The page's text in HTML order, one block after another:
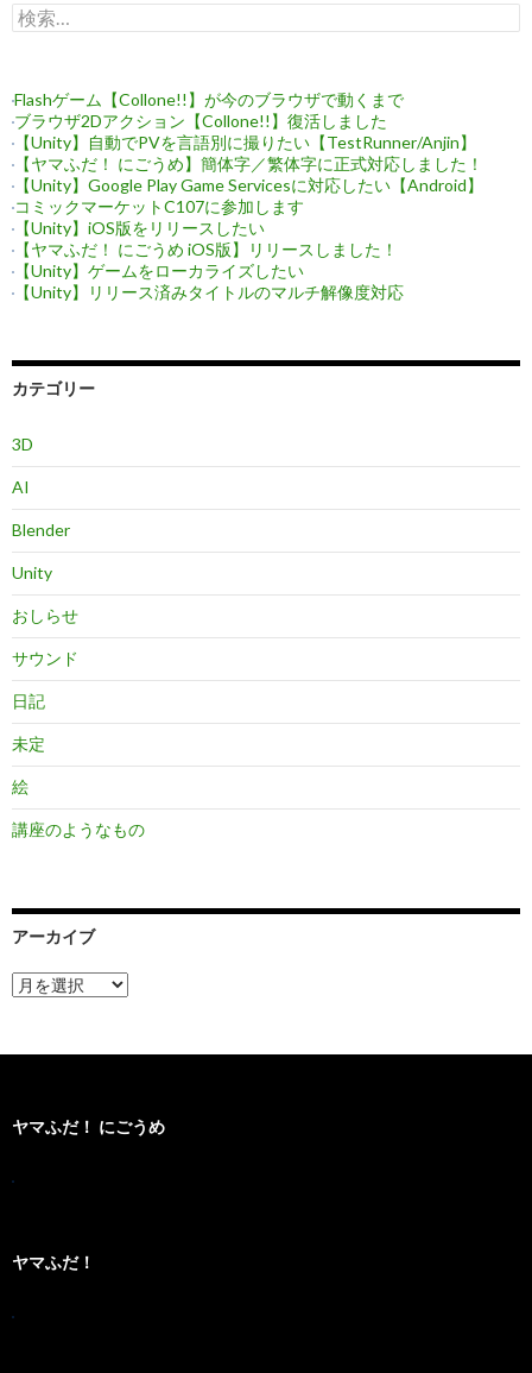
検
索:
Flashゲーム【Collone!!】が今のブラウザで動くまで
ブラウザ2Dアクション【Collone!!】復活しました
【Unity】自動でPVを言語別に撮りたい【TestRunner/Anjin】
【ヤマふだ！ にごうめ】簡体字／繁体字に正式対応しました！
【Unity】Google Play Game Servicesに対応したい【Android】
コミックマーケットC107に参加します
【Unity】iOS版をリリースしたい
【ヤマふだ！ にごうめ iOS版】リリースしました！
【Unity】ゲームをローカライズしたい
【Unity】リリース済みタイトルのマルチ解像度対応
カテゴリー
3D
AI
Blender
Unity
おしらせ
サウンド
日記
未定
絵
講座のようなもの
アーカイブ
ア
ー
ヤマふだ！ にごうめ
ヤマふだ！